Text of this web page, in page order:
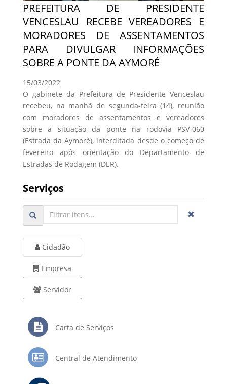
PREFEITURA DE PRESIDENTE
VENCESLAU RECEBE VEREADORES E
MORADORES DE ASSENTAMENTOS
PARA DIVULGAR INFORMAÇÕES
SOBRE A PONTE DA AYMORÉ
15/03/2022
O gabinete da Prefeitura de Presidente Venceslau
recebeu, na manhã de segunda-feira (14), reunião
com moradores de assentamentos e vereadores
sobre a situação da ponte na rodovia PSV-060
(Estrada da Aymoré), interditada desde o começo de
fevereiro após orientação do Departamento de
Estradas de Rodagem (DER).
Serviços
Cidadão
Empresa
Servidor
Carta de Serviços
Central de Atendimento